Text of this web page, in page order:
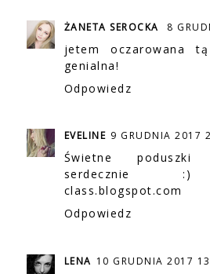
ŻANETA SEROCKA 8
jetem oczarowana
genialna!
Odpowiedz
EVELINE 9 GRUDNIA 2017
Świetne poduszki
serdecznie :)
class.blogspot.com
Odpowiedz
LENA 10 GRUDNIA 2017